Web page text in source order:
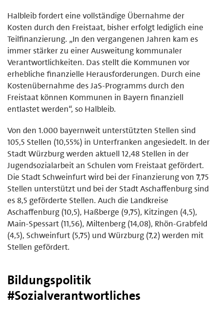
Halbleib fordert eine vollständige Übernahme der
Kosten durch den Freistaat, bisher erfolgt lediglich eine
Teilfinanzierung. „In den vergangenen Jahren kam es
immer stärker zu einer Ausweitung kommunaler
Verantwortlichkeiten. Das stellt die Kommunen vor
erhebliche finanzielle Herausforderungen. Durch eine
Kostenübernahme des JaS-Programms durch den
Freistaat können Kommunen in Bayern finanziell
entlastet werden“, so Halbleib.
Von den 1.000 bayernweit unterstützten Stellen sind
105,5 Stellen (10,55%) in Unterfranken angesiedelt. In der
Stadt Würzburg werden aktuell 12,48 Stellen in der
Jugendsozialarbeit an Schulen vom Freistaat gefördert.
Die Stadt Schweinfurt wird bei der Finanzierung von 7,75
Stellen unterstützt und bei der Stadt Aschaffenburg sind
es 8,5 geförderte Stellen. Auch die Landkreise
Aschaffenburg (10,5), Haßberge (9,75), Kitzingen (4,5),
Main-Spessart (11,56), Miltenberg (14,08), Rhön-Grabfeld
(4,5), Schweinfurt (5,75) und Würzburg (7,2) werden mit
Stellen gefördert.
Bildungspolitik
#Sozialverantwortliches